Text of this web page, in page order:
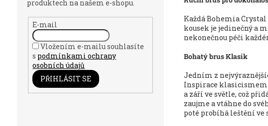
produktech na našem e-shopu.
E-mail
Vložením e-mailu souhlasíte
s podmínkami ochrany
osobních údajů
PŘIHLÁSIT SE
Každá Bohemia
kousek je jedinečný a
nekonečnou péči
Bohatý brus Klasik
Jedním z
Inspirace klasicismem
a září ve světle, což
zaujme a vtáhne do
poté probíhá leštění